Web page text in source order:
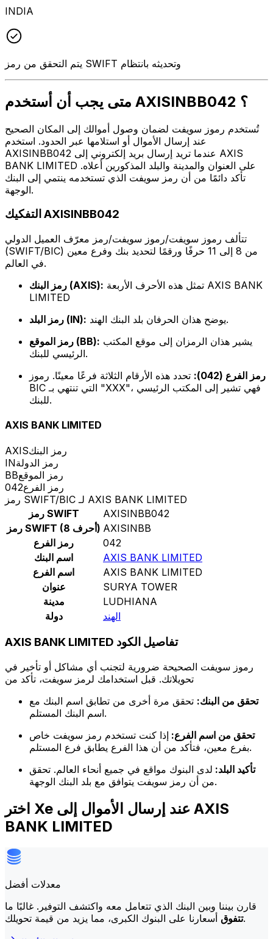
INDIA
يتم التحقق من رمز SWIFT وتحديثه بانتظام
متى يجب أن أستخدم AXISINBB042 ؟
تُستخدم رموز سويفت لضمان وصول أموالك إلى المكان الصحيح
عند إرسال الأموال أو استلامها عبر الحدود. استخدم
AXISINBB042 عندما تريد إرسال بريد إلكتروني إلى AXIS
BANK LIMITED على العنوان والمدينة والبلد المذكورين أعلاه.
تأكد دائمًا من أن رمز سويفت الذي تستخدمه ينتمي إلى البنك
الوجهة.
التفكيك AXISINBB042
تتألف رموز سويفت/رموز سويفت/رمز معرّف العميل الدولي
(SWIFT/BIC) من 8 إلى 11 حرفًا ورقمًا لتحديد بنك وفرع معين
في العالم.
رمز البنك (AXIS):
LIMITED
رمز البلد (IN):
يوضح هذان الحرفان بلد البنك الهند.
رمز الموقع (BB):
الرئيسي للبنك.
رمز الفرع (042):
تحدد هذه الأرقام الثلاثة فرعًا معينًا. رموز
BIC التي تنتهي بـ "XXX"، فهي تشير إلى المكتب الرئيسي
للبنك.
AXIS BANK LIMITED
AXISرمز البنك
INرمز الدولة
BBرمز الموقع
042رمز الفرع
رمز SWIFT/BIC لـ AXIS BANK LIMITED
رمز SWIFT
AXISINBB042
رمز SWIFT (8 أحرف) AXISINBB
رمز الفرع
042
اسم البنك
AXIS BANK LIMITED
اسم الفرع
AXIS BANK LIMITED
عنوان
SURYA TOWER
مدينة
LUDHIANA
دولة
الهند
AXIS BANK LIMITED تفاصيل الكود
رموز سويفت الصحيحة ضرورية لتجنب أي مشاكل أو تأخير في
تحويلاتك. قبل استخدامك لرمز سويفت، تأكد من
تحقق من البنك: تحقق مرة أخرى من تطابق اسم البنك مع
اسم البنك المستلم.
تحقق من اسم الفرع: إذا كنت تستخدم رمز سويفت خاص
بفرع معين، فتأكد من أن هذا الفرع يطابق فرع المستلم.
تأكيد البلد: لدى البنوك مواقع في جميع أنحاء العالم. تحقق
من أن رمز سويفت يتوافق مع بلد البنك الوجهة.
اختر Xe عند إرسال الأموال إلى AXIS
BANK LIMITED
معدلات أفضل
قارن بيننا وبين البنك الذي تتعامل معه واكتشف التوفير. غالبًا ما
تتفوقأسعارنا على البنوك الكبرى، مما يزيد من قيمة تحويلك.